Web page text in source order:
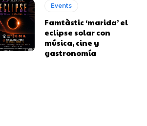
Events
Famtàstic ‘marida’ el
eclipse solar con
música, cine y
gastronomía